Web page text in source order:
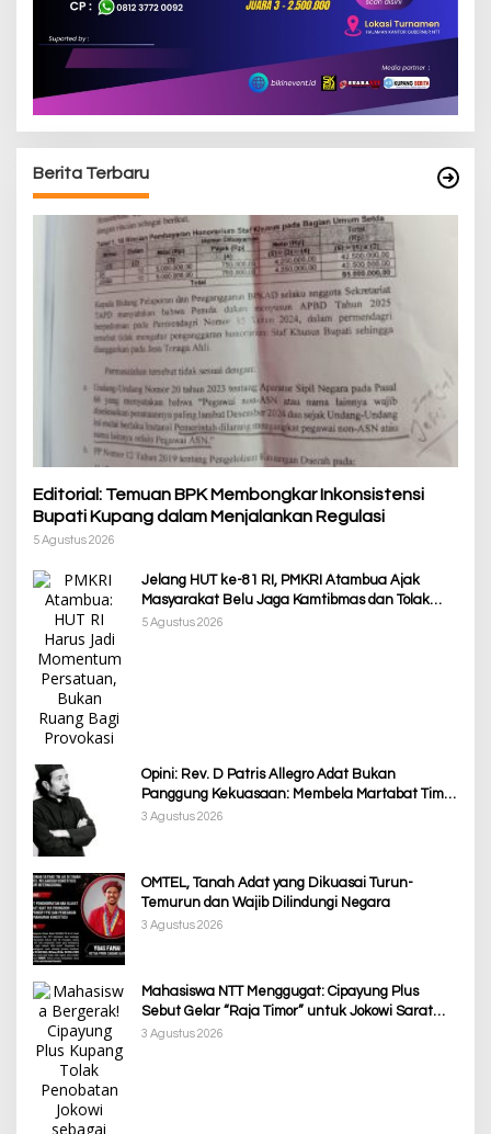
Berita Terbaru
Editorial: Temuan BPK Membongkar Inkonsistensi
Bupati Kupang dalam Menjalankan Regulasi
5 Agustus 2026
Jelang HUT ke-81 RI, PMKRI Atambua Ajak
Masyarakat Belu Jaga Kamtibmas dan Tolak
Provokasi
5 Agustus 2026
Opini: Rev. D Patris Allegro Adat Bukan
Panggung Kekuasaan: Membela Martabat Timor
dari Politik Simbolik
3 Agustus 2026
OMTEL, Tanah Adat yang Dikuasai Turun-
Temurun dan Wajib Dilindungi Negara
3 Agustus 2026
Mahasiswa NTT Menggugat: Cipayung Plus
Sebut Gelar “Raja Timor” untuk Jokowi Sarat
Kepentingan Politik
3 Agustus 2026